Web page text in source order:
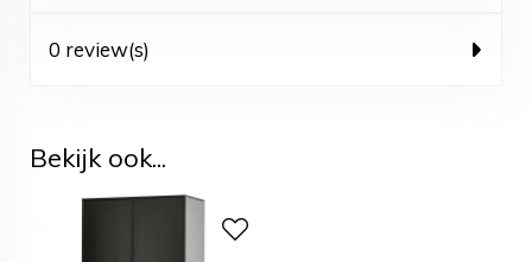
0 review(s)
Bekijk ook...